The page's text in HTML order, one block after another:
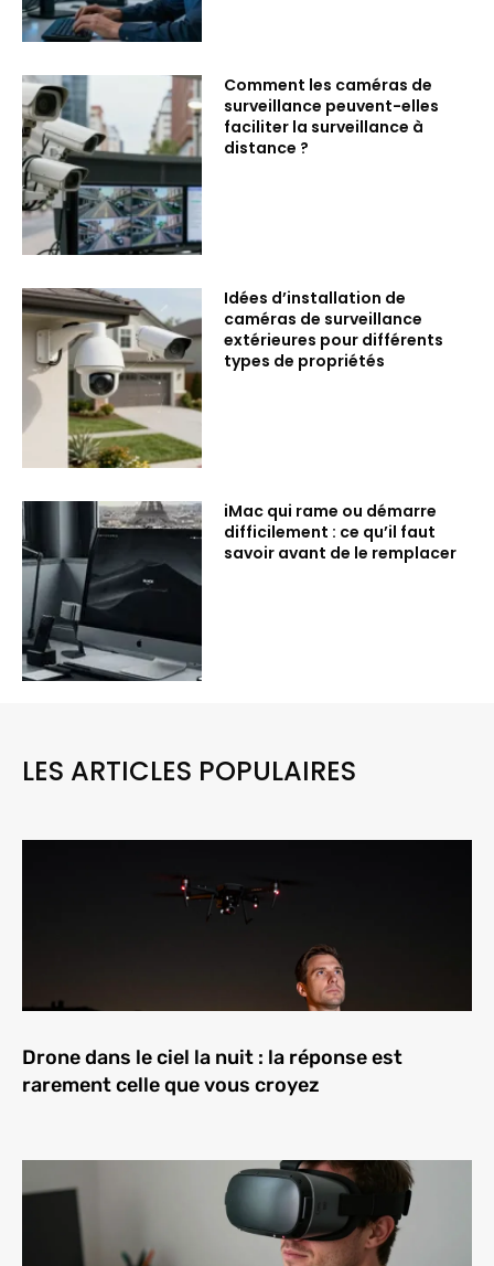
Comment les caméras de
surveillance peuvent-elles
faciliter la surveillance à
distance ?
Idées d’installation de
caméras de surveillance
extérieures pour différents
types de propriétés
iMac qui rame ou démarre
difficilement : ce qu’il faut
savoir avant de le remplacer
LES ARTICLES POPULAIRES
Drone dans le ciel la nuit : la réponse est
rarement celle que vous croyez